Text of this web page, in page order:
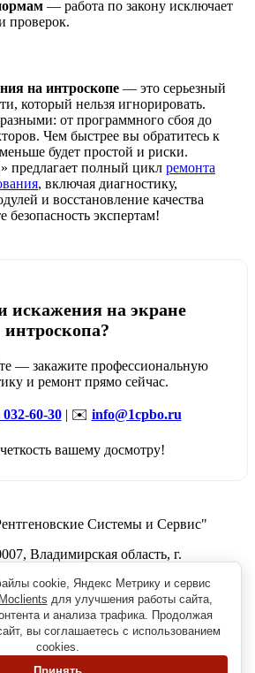
— работа по закону исключает
проверок.
на интроскопе — это серьезный
который нельзя игнорировать.
от программного сбоя до
Чем быстрее вы обратитесь к
будет простой и риски.
полный цикл ремонта
, включая диагностику,
и восстановление качества
безопасность экспертам!
искажения на экране
интроскопа?
— закажите профессиональную
и ремонт прямо сейчас.
60-30| ✉️ info@1cpbo.ru
вашему досмотру!
Системы и Сервис"
Владимирская область, г.
д. 1м,
данных
рекламно-информационной рассылки
cookie, Яндекс Метрику и сервис
Moclients для улучшения работы сайта,
и анализа трафика. Продолжая
вы соглашаетесь с использованием
cookies.